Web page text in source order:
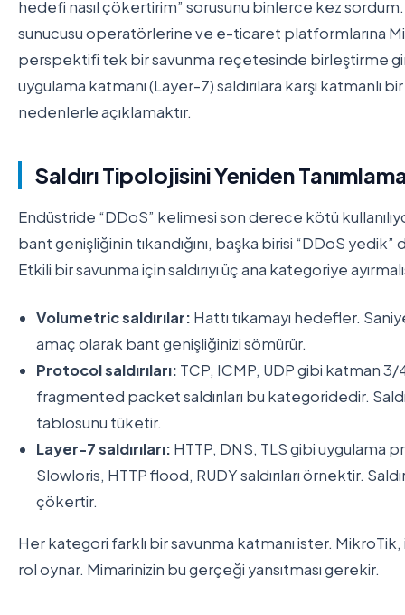
hedefi nasıl çökertirim” sorusunu binlerce kez sordum.
sunucusu operatörlerine ve e-ticaret platformlarına
perspektifi tek bir savunma reçetesinde birleştirme
uygulama katmanı (Layer-7) saldırılara karşı
nedenlerle açıklamaktır.
Saldırı Tipolojisini Yeniden
Endüstride “DDoS” kelimesi son derece kötü
bant genişliğinin tıkandığını, başka birisi “DDoS
Etkili bir savunma için saldırıyı üç ana kategoriye
Volumetric saldırılar: Hattı tıkamayı hedefler.
amaç olarak bant genişliğinizi sömürür.
Protocol saldırıları: TCP, ICMP, UDP gibi katman
fragmented packet saldırıları bu kategoridedir.
tablosunu tüketir.
Layer-7 saldırıları: HTTP, DNS, TLS gibi
Slowloris, HTTP flood, RUDY saldırıları örnektir.
çökertir.
Her kategori farklı bir savunma katmanı ister.
rol oynar. Mimarinizin bu gerçeği yansıtması gerekir.